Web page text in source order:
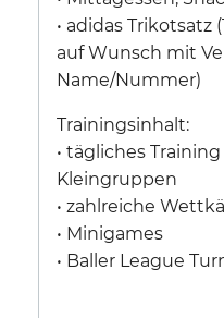
• adidas Trikotsatz
auf Wunsch mit
Name/Nummer)
Trainingsinhalt:
• tägliches
Kleingruppen
• zahlreiche
• Minigames
• Baller League